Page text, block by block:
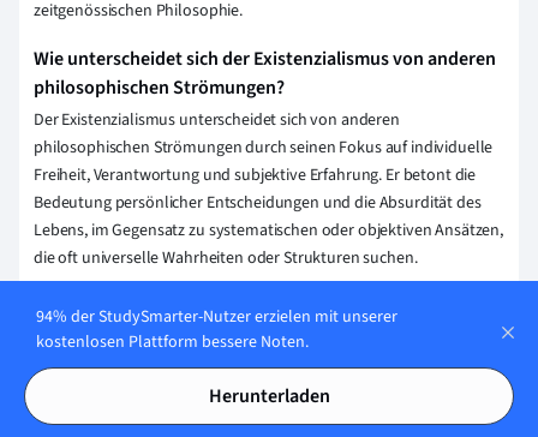
zeitgenössischen Philosophie.
Wie unterscheidet sich der Existenzialismus von anderen
philosophischen Strömungen?
Der Existenzialismus unterscheidet sich von anderen
philosophischen Strömungen durch seinen Fokus auf individuelle
Freiheit, Verantwortung und subjektive Erfahrung. Er betont die
Bedeutung persönlicher Entscheidungen und die Absurdität des
Lebens, im Gegensatz zu systematischen oder objektiven Ansätzen,
die oft universelle Wahrheiten oder Strukturen suchen.
Welche Bedeutung hat der Existenzialismus in der
Literatur?
Der Existenzialismus in der Literatur betont individuelle Freiheit,
Verantwortung und die Suche nach Sinn in einer oft absurden Welt.
Autoren wie Jean-Paul Sartre und Albert Camus erforschen
94% der StudySmarter-Nutzer erzielen mit unserer
kostenlosen Plattform bessere Noten.
Herunterladen